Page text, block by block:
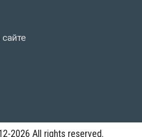
сайте
2026 All rights reserved.